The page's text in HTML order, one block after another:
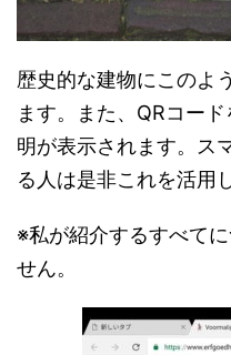
歴史的な建物にこのよ
ます。また、QRコー
明が表示されます。ス
る人は是非これを活用
※私が紹介するすべて
せん。